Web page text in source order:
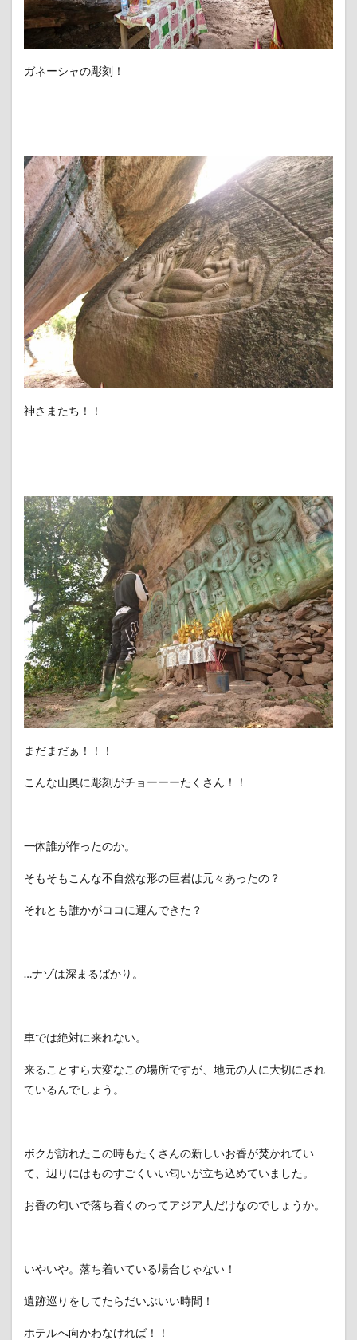
ガネーシャの彫刻！
神さまたち！！
まだまだぁ！！！
こんな山奥に彫刻がチョーーーたくさん！！
一体誰が作ったのか。
そもそもこんな不自然な形の巨岩は元々あったの？
それとも誰かがココに運んできた？
…ナゾは深まるばかり。
車では絶対に来れない。
来ることすら大変なこの場所ですが、地元の人に大切にされ
ているんでしょう。
ボクが訪れたこの時もたくさんの新しいお香が焚かれてい
て、辺りにはものすごくいい匂いが立ち込めていました。
お香の匂いで落ち着くのってアジア人だけなのでしょうか。
いやいや。落ち着いている場合じゃない！
遺跡巡りをしてたらだいぶいい時間！
ホテルへ向かわなければ！！